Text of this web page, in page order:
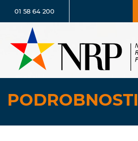
01 58 64 200
PODROBNOSTI